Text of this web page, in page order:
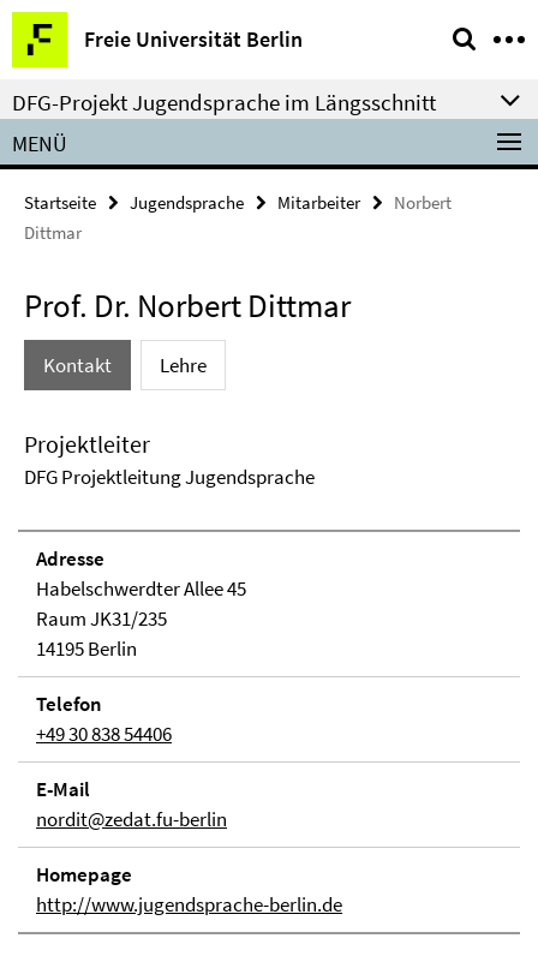
Springe
direkt
zu
Inhalt
Freie Universität Berlin
Service-
Navigation
DFG-Projekt Jugendsprache im Längsschnitt
MENÜ
Startseite Jugendsprache Mitarbeiter
Norbert
Dittmar
Prof. Dr. Norbert Dittmar
Kontakt Lehre
Projektleiter
DFG Projektleitung Jugendsprache
Adresse
Habelschwerdter Allee 45
Raum JK31/235
14195 Berlin
Telefon
+49 30 838 54406
E-Mail
nordit@zedat.fu-berlin
Homepage
http://www.jugendsprache-berlin.de